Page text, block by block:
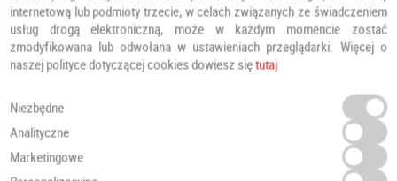
internetową lub podmioty trzecie, w celach związanych ze świadczeniem
usług drogą elektroniczną, może w każdym momencie zostać
zmodyfikowana lub odwołana w ustawieniach przeglądarki. Więcej o
naszej polityce dotyczącej cookies dowiesz siętutaj
Niezbędne
Analityczne
Marketingowe